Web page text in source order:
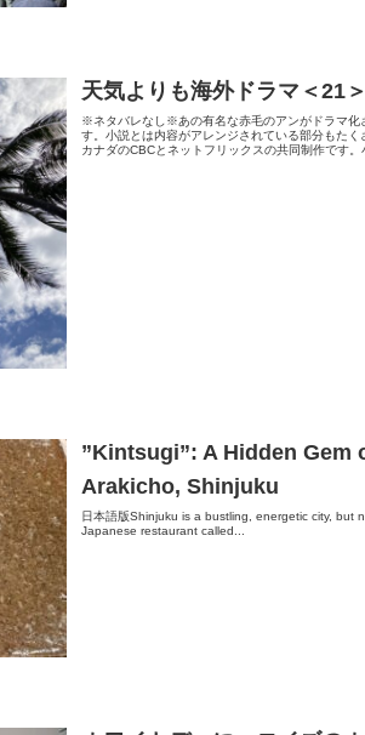
天気よりも海外ドラマ＜21
※ネタバレなし※あの有名な赤毛のアンがドラマ化
す。小説とは内容がアレンジされている部分もたく
カナダのCBCとネットフリックスの共同制作です。
”Kintsugi”: A Hidden Gem
Arakicho, Shinjuku
日本語版Shinjuku is a bustling, energetic city, but
Japanese restaurant called...